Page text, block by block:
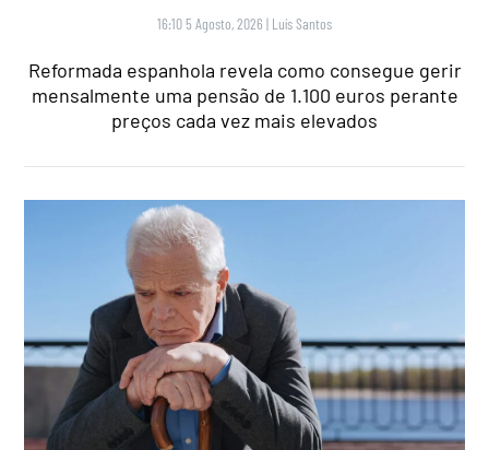
16:10 5 Agosto, 2026 | Luís Santos
Reformada espanhola revela como consegue gerir
mensalmente uma pensão de 1.100 euros perante
preços cada vez mais elevados